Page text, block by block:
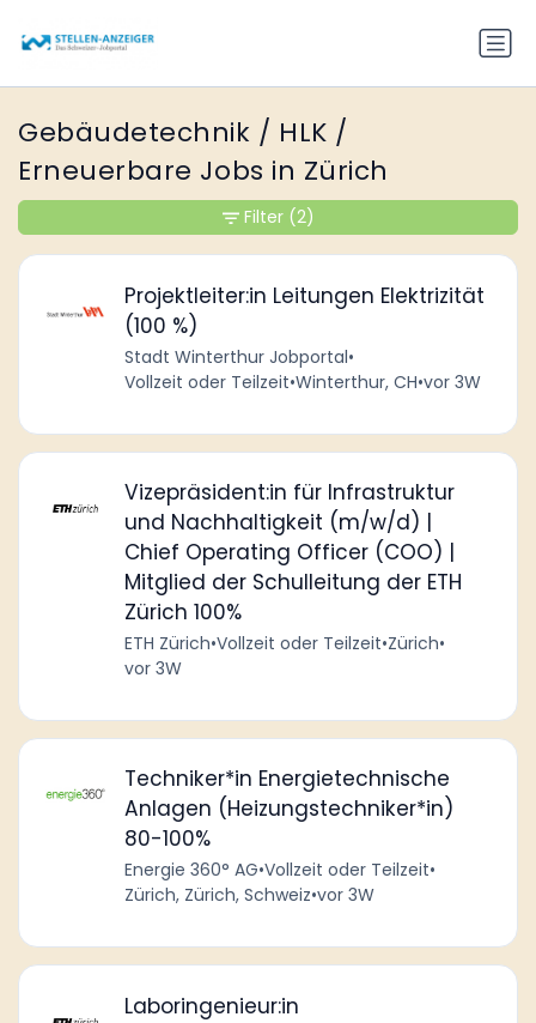
Gebäudetechnik / HLK /
Erneuerbare Jobs in Zürich
Projektleiter:in Leitungen Elektrizität
(100 %)
Stadt Winterthur Jobportal•
Vollzeit oder Teilzeit•Winterthur, CH•vor 3W
Vizepräsident:in für Infrastruktur
und Nachhaltigkeit (m/w/d) |
Chief Operating Officer (COO) |
Mitglied der Schulleitung der ETH
Zürich 100%
ETH Zürich•Vollzeit oder Teilzeit•Zürich•
vor 3W
Techniker*in Energietechnische
Anlagen (Heizungstechniker*in)
80-100%
Energie 360° AG•Vollzeit oder Teilzeit•
Zürich, Zürich, Schweiz•vor 3W
Laboringenieur:in
Filter (2)